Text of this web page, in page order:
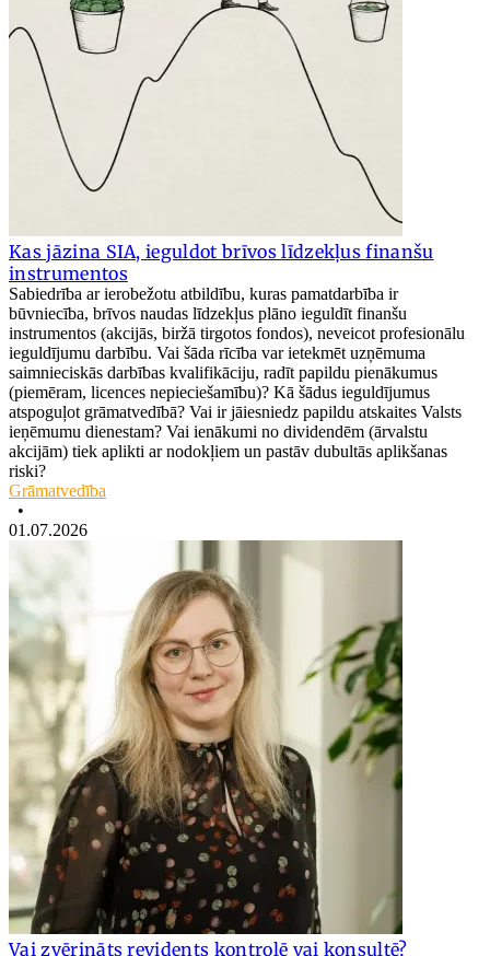
Kas jāzina SIA, ieguldot brīvos līdzekļus finanšu
instrumentos
Sabiedrība ar ierobežotu atbildību, kuras pamatdarbība ir
būvniecība, brīvos naudas līdzekļus plāno ieguldīt finanšu
instrumentos (akcijās, biržā tirgotos fondos), neveicot profesionālu
ieguldījumu darbību. Vai šāda rīcība var ietekmēt uzņēmuma
saimnieciskās darbības kvalifikāciju, radīt papildu pienākumus
(piemēram, licences nepieciešamību)? Kā šādus ieguldījumus
atspoguļot grāmatvedībā? Vai ir jāiesniedz papildu atskaites Valsts
ieņēmumu dienestam? Vai ienākumi no dividendēm (ārvalstu
akcijām) tiek aplikti ar nodokļiem un pastāv dubultās aplikšanas
riski?
Grāmatvedība
•
01.07.2026
Vai zvērināts revidents kontrolē vai konsultē?